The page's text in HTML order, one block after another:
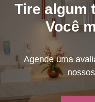
Tire algum
Você
Agende uma